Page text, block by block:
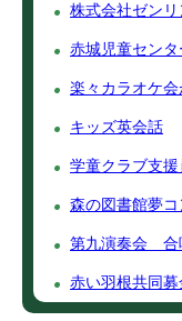
株式会社ゼン
赤城児童セン
楽々カラオケ
キッズ英会話
学童クラブ支
森の図書館夢コ
第九演奏会 合
赤い羽根共同